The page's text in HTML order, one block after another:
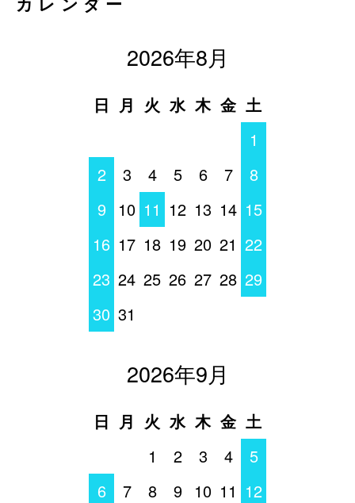
2026年8月
日 月 火 水 木 金 土
1
2
3 4 5 6 7
8
9
10 11 12 13 14 15
16 17 18 19 20 21 22
23 24 25 26 27 28 29
30 31
2026年9月
日 月 火 水 木 金 土
1
2 3 4
5
6
7 8 9 10 11 12